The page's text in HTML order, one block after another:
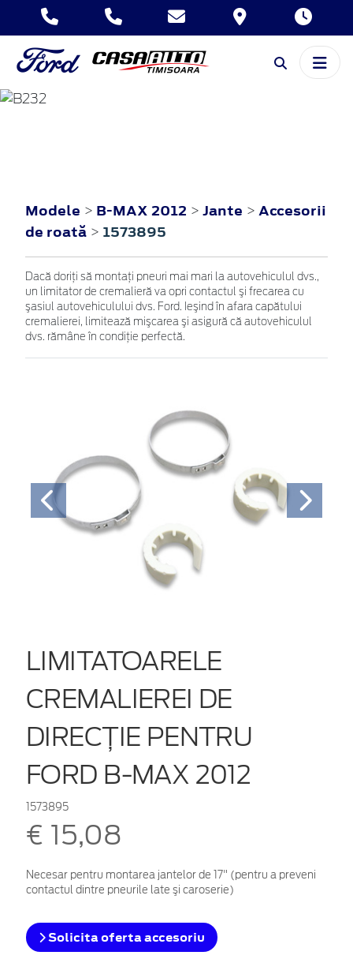
Modele > B-MAX 2012 > Jante > Accesorii
de roată > 1573895
Dacă doriţi să montaţi pneuri mai mari la autovehiculul dvs.,
un limitator de cremalieră va opri contactul şi frecarea cu
şasiul autovehiculului dvs. Ford. Ieşind în afara capătului
cremalierei, limitează mişcarea şi asigură că autovehiculul
dvs. rămâne în condiţie perfectă.
LIMITATOARELE
CREMALIEREI DE
DIRECŢIE PENTRU
FORD B-MAX 2012
1573895
€ 15,08
Necesar pentru montarea jantelor de 17" (pentru a preveni
contactul dintre pneurile late şi caroserie)
Solicita oferta accesoriu